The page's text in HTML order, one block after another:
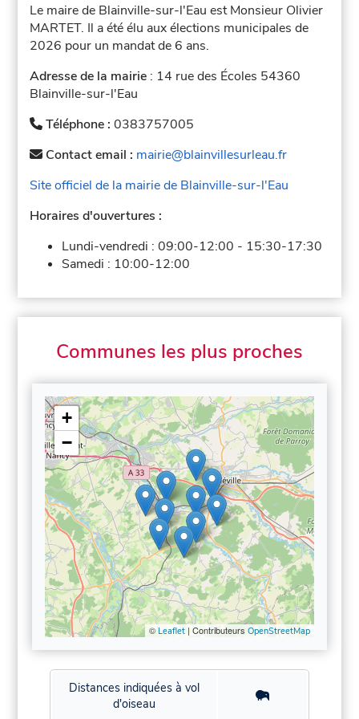
Le maire de Blainville-sur-l'Eau est Monsieur Olivier
MARTET. Il a été élu aux élections municipales de
2026 pour un mandat de 6 ans.
Adresse de la mairie : 14 rue des Écoles 54360
Blainville-sur-l'Eau
Téléphone :0383757005
Contact email : mairie@blainvillesurleau.fr
Site officiel de la mairie de Blainville-sur-l'Eau
Horaires d'ouvertures :
Lundi-vendredi :09:00-12:00 - 15:30-17:30
Samedi : 10:00-12:00
Communes les plus proches
+
−
© Leaflet| Contributeurs OpenStreetMap
Distances indiquées à vol
d'oiseau